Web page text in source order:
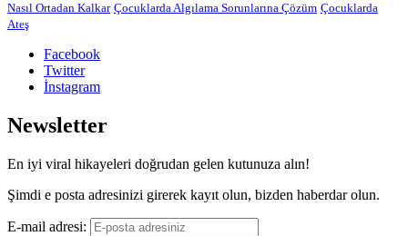
Nasıl Ortadan Kalkar Çocuklarda Algılama Sorunlarına Çözüm Çocuklarda
Ateş
Facebook
Twitter
İnstagram
Newsletter
En iyi viral hikayeleri doğrudan gelen kutunuza alın!
Şimdi e posta adresinizi girerek kayıt olun, bizden haberdar olun.
E-mail adresi: